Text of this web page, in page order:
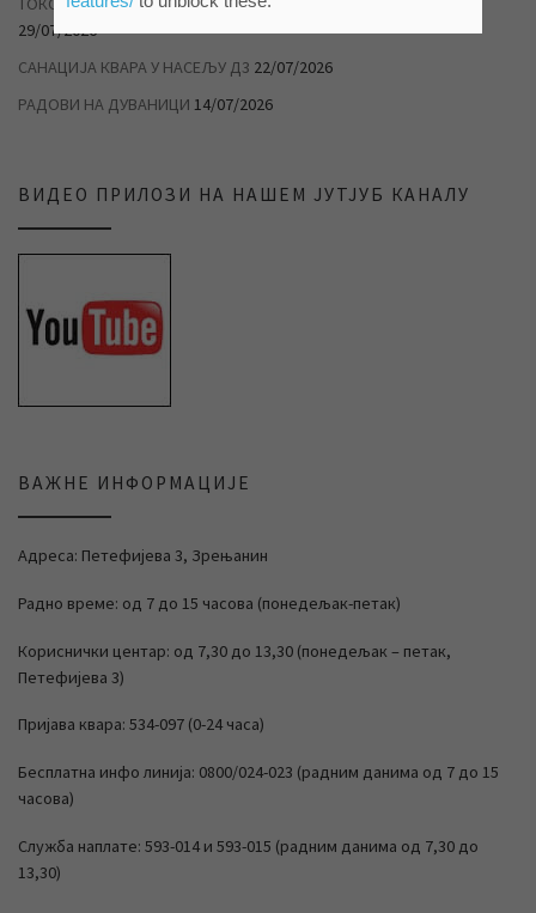
29/07/2026
САНАЦИЈА КВАРА У НАСЕЉУ Д3 22/07/2026
РАДОВИ НА ДУВАНИЦИ 14/07/2026
ВИДЕО ПРИЛОЗИ НА НАШЕМ ЈУТЈУБ КАНАЛУ
ВАЖНЕ ИНФОРМАЦИЈЕ
Адреса: Петефијева 3, Зрењанин
Радно време: од 7 до 15 часова (понедељак-петак)
Кориснички центар: од 7,30 до 13,30 (понедељак – петак,
Петефијева 3)
Пријава квара: 534-097 (0-24 часа)
Бесплатна инфо линија: 0800/024-023 (радним данима од 7 до 15
часова)
Служба наплате: 593-014 и 593-015 (радним данима од 7,30 до
13,30)